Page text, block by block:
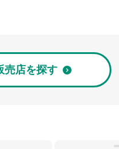
売店を探す